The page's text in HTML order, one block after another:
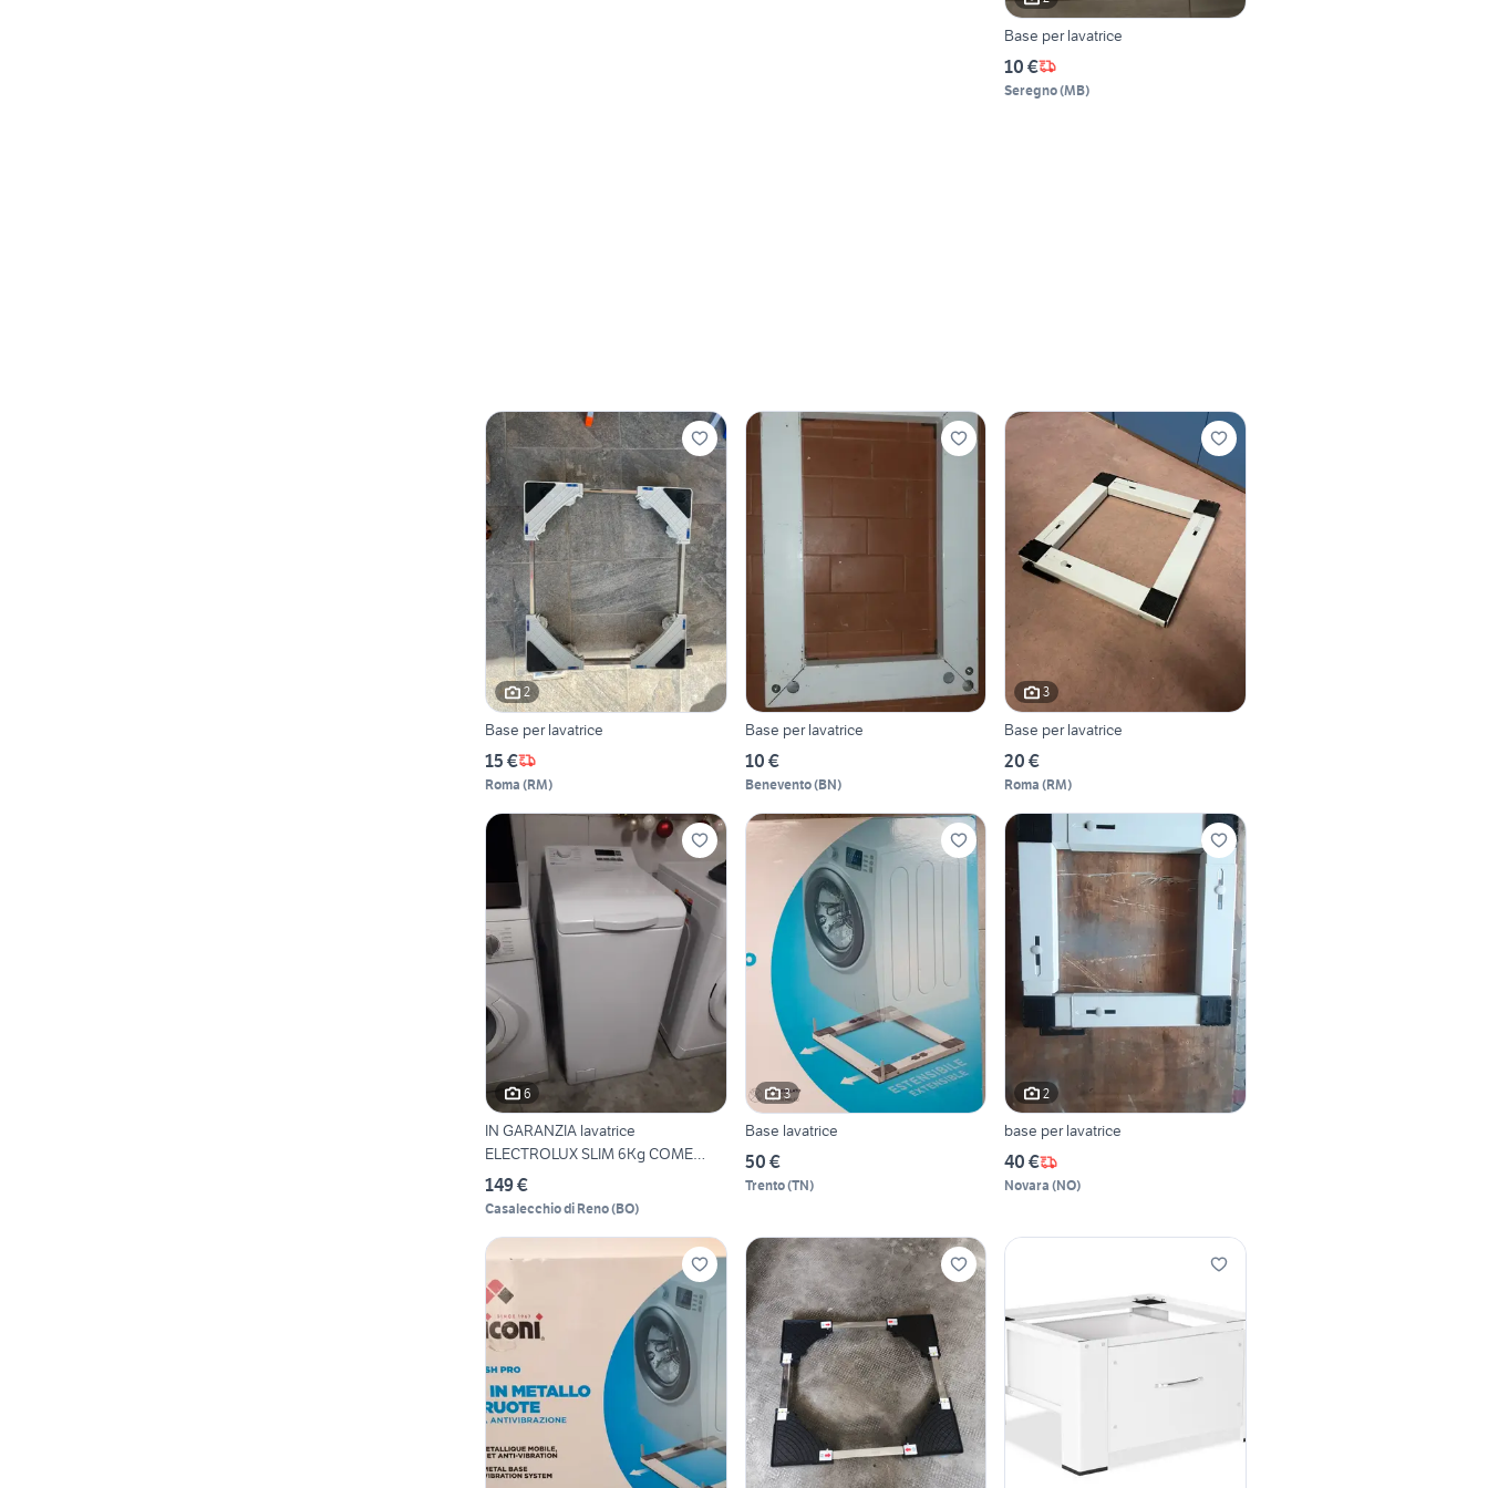
Base per lavatrice
10 €
Seregno(MB)
2
Base per lavatrice
15 €
Roma (RM)
Base per lavatrice
10 €
Benevento(BN)
3
Base per lavatrice
20 €
Roma (RM)
6
IN GARANZIA lavatrice
ELECTROLUX SLIM 6Kg COME
NUO
149 €
Casalecchio di Reno(BO)
3
Base lavatrice
50 €
Trento(TN)
2
base per lavatrice
40 €
Novara (NO)